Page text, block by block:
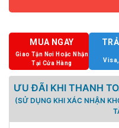
MUA NGAY
Giao Tận Nơi Hoặc Nhận
Tại Cửa Hàng
ƯU ĐÃI KHI THANH
(SỬ DỤNG KHI XÁC NHẬN